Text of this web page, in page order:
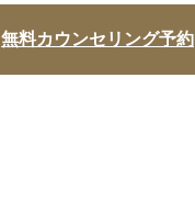
無料カウンセリング予約